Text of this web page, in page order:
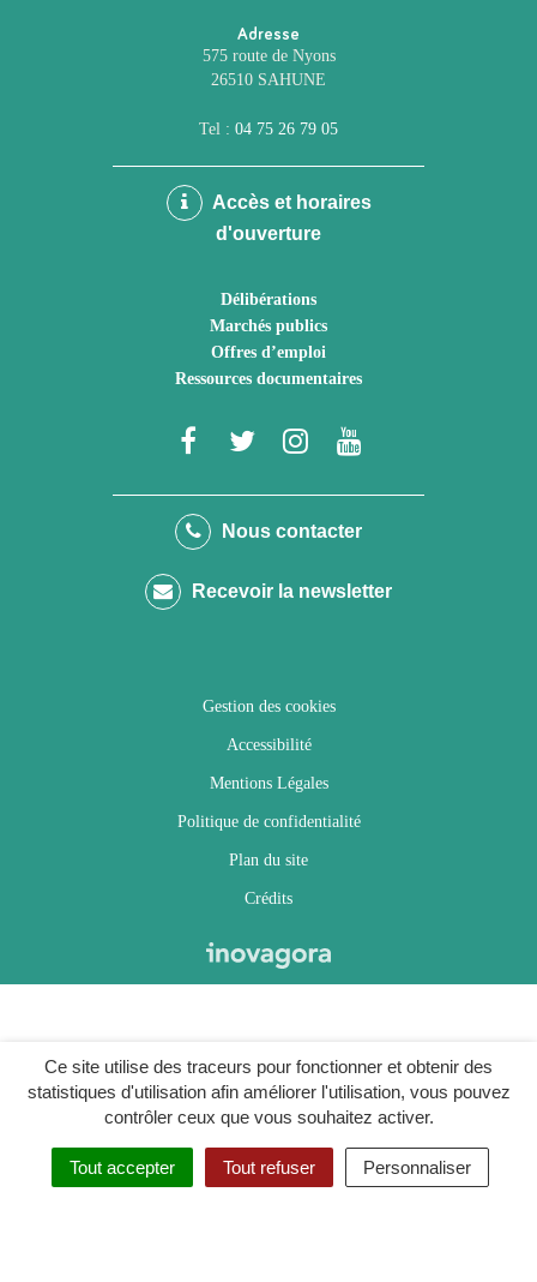
Ce site utilise des traceurs pour fonctionner et obtenir des
statistiques d'utilisation afin améliorer l'utilisation, vous pouvez
contrôler ceux que vous souhaitez activer.
Tout accepter Tout refuser Personnaliser
Adresse
575 route de Nyons
26510 SAHUNE
Tel : 04 75 26 79 05
Accès et horaires
d'ouverture
Délibérations
Marchés publics
Offres d’emploi
Ressources documentaires
Lien
le
Facebook
Lien
le
Twitter
Lien
le
Instagram
Youtube
Nous contacter
Recevoir la newsletter
Gestion des cookies
Accessibilité
Mentions Légales
Politique de confidentialité
Plan du site
Crédits